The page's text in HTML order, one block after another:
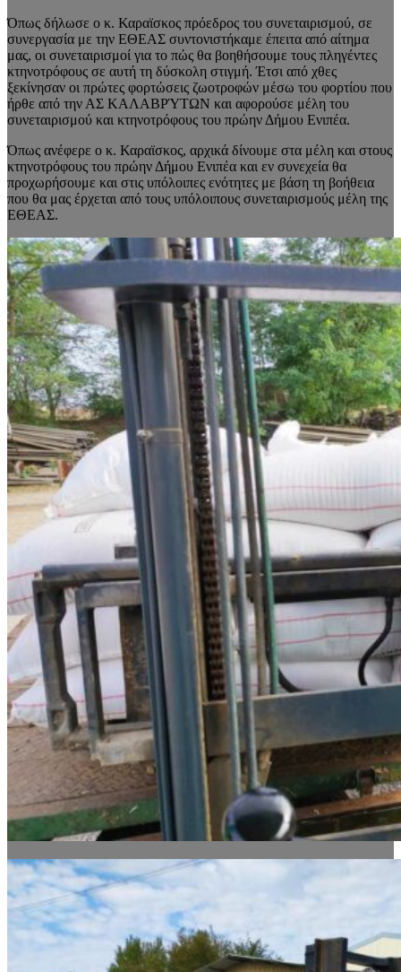
Όπως δήλωσε ο κ. Καραϊσκος πρόεδρος του συνεταιρισμού, σε
συνεργασία με την ΕΘΕΑΣ συντονιστήκαμε έπειτα από αίτημα
μας, οι συνεταιρισμοί για το πώς θα βοηθήσουμε τους πληγέντες
κτηνοτρόφους σε αυτή τη δύσκολη στιγμή. Έτσι από χθες
ξεκίνησαν οι πρώτες φορτώσεις ζωοτροφών μέσω του φορτίου που
ήρθε από την ΑΣ ΚΑΛΑΒΡΎΤΩΝ και αφορούσε μέλη του
συνεταιρισμού και κτηνοτρόφους του πρώην Δήμου Ενιπέα.
Όπως ανέφερε ο κ. Καραϊσκος, αρχικά δίνουμε στα μέλη και στους
κτηνοτρόφους του πρώην Δήμου Ενιπέα και εν συνεχεία θα
προχωρήσουμε και στις υπόλοιπες ενότητες με βάση τη βοήθεια
που θα μας έρχεται από τους υπόλοιπους συνεταιρισμούς μέλη της
ΕΘΕΑΣ.